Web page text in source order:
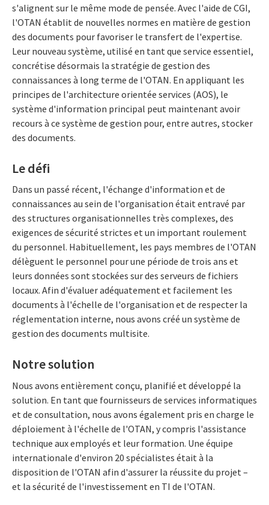
s'alignent sur le même mode de pensée. Avec l'aide de CGI,
l'OTAN établit de nouvelles normes en matière de gestion
des documents pour favoriser le transfert de l'expertise.
Leur nouveau système, utilisé en tant que service essentiel,
concrétise désormais la stratégie de gestion des
connaissances à long terme de l'OTAN. En appliquant les
principes de l'architecture orientée services (AOS), le
système d'information principal peut maintenant avoir
recours à ce système de gestion pour, entre autres, stocker
des documents.
Le défi
Dans un passé récent, l'échange d'information et de
connaissances au sein de l'organisation était entravé par
des structures organisationnelles très complexes, des
exigences de sécurité strictes et un important roulement
du personnel. Habituellement, les pays membres de l'OTAN
délèguent le personnel pour une période de trois ans et
leurs données sont stockées sur des serveurs de fichiers
locaux. Afin d'évaluer adéquatement et facilement les
documents à l'échelle de l'organisation et de respecter la
réglementation interne, nous avons créé un système de
gestion des documents multisite.
Notre solution
Nous avons entièrement conçu, planifié et développé la
solution. En tant que fournisseurs de services informatiques
et de consultation, nous avons également pris en charge le
déploiement à l'échelle de l'OTAN, y compris l'assistance
technique aux employés et leur formation. Une équipe
internationale d'environ 20 spécialistes était à la
disposition de l'OTAN afin d'assurer la réussite du projet –
et la sécurité de l'investissement en TI de l'OTAN.